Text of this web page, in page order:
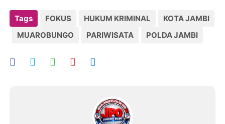
Tags FOKUS HUKUM KRIMINAL
KOTA JAMBI
MUAROBUNGO
PARIWISATA POLDA JAMBI